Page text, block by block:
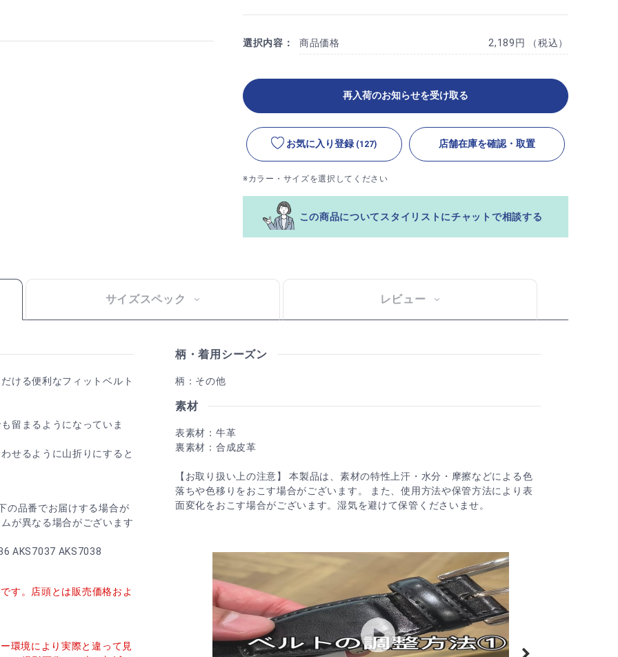
選択内容： 商品価格 2,189円 （税込）
再入荷のお知らせを受け取る
お気に入り登録 (127) 店舗在庫を確認・取置
※カラー・サイズを選択してください
この商品についてスタイリストにチャットで相談する
サイズスペック レビュー
ける便利なフィットベルト
留まるようになっていま
せるように山折りにすると
の品番でお届けする場合が
が異なる場合がございます
AKS7037 AKS7038
す。店頭とは販売価格およ
環境により実際と違って見
柄・着用シーズン
柄：その他
素材
表素材：牛革
裏素材：合成皮革
【お取り扱い上の注意】 本製品は、素材の特性上汗・水分・摩擦などによる色
落ちや色移りをおこす場合がございます。 また、使用方法や保管方法により表
面変化をおこす場合がございます。湿気を避けて保管くださいませ。